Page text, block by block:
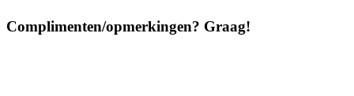
Complimenten/opmerkingen? Graag!